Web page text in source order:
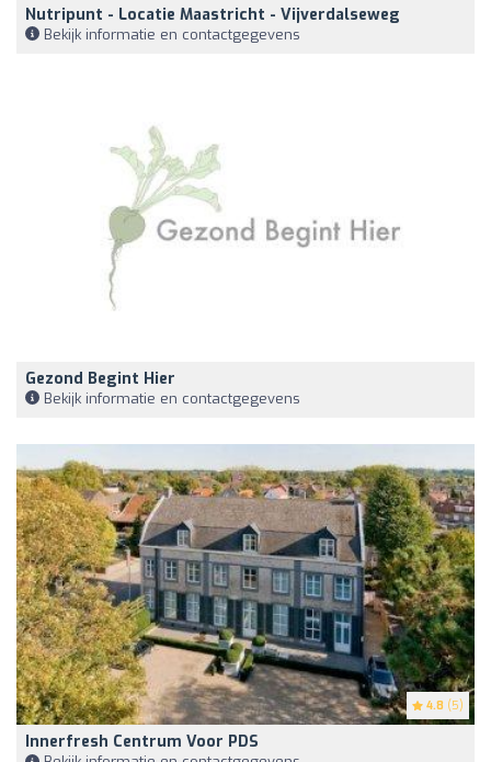
Nutripunt - Locatie Maastricht - Vijverdalseweg
Bekijk informatie en contactgegevens
Gezond Begint Hier
Bekijk informatie en contactgegevens
4.8 (5)
Innerfresh Centrum Voor PDS